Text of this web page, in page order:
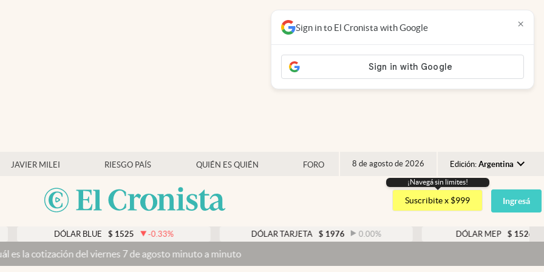
JAVIER MILEI RIESGO PAÍS QUIÉN ES QUIÉN FORO 8 de agosto de 2026 Edición: Argentina
Argentina
España
USA
¡Navegá sin limites!
Suscribite x $999 Ingresá
DÓLAR BLUE $ 1525 -0.33% DÓLAR TARJETA $ 1976 0.00% DÓLAR MEP $ 1526,03 0.43
del viernes 7 de agosto minuto a minuto
Sign in to El Cronista with Google ×